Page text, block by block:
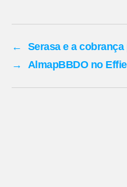
←
Serasa e a
→
AlmapBBDO no